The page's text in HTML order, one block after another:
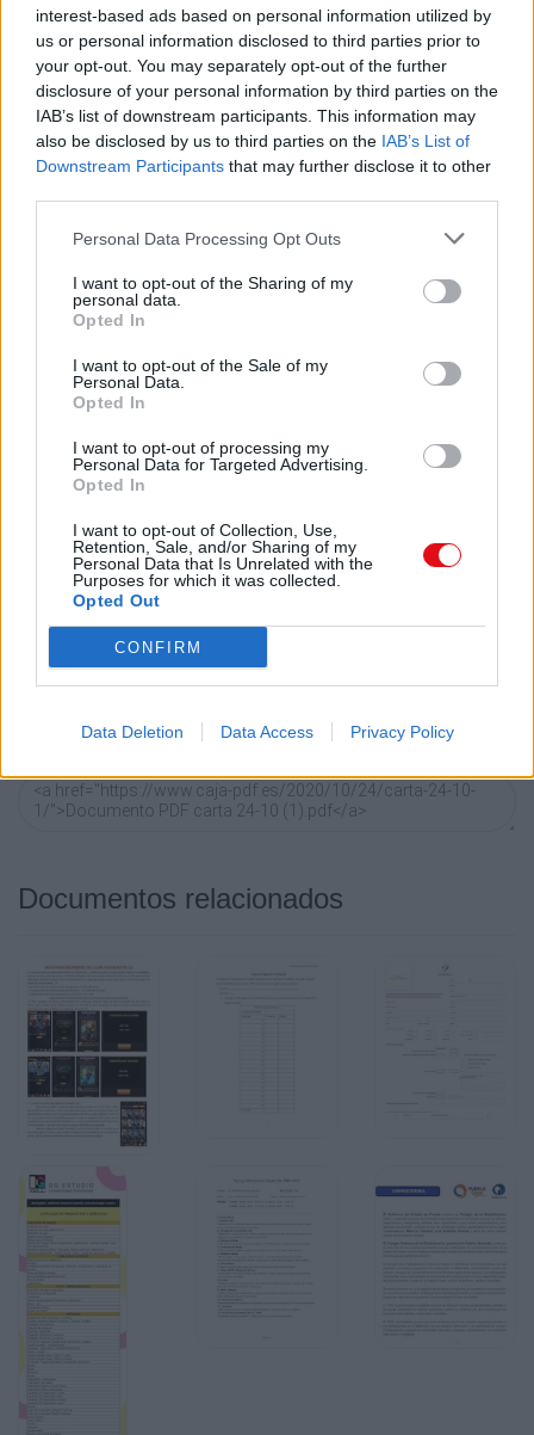
interest-based ads based on personal information utilized by
us or personal information disclosed to third parties prior to
your opt-out. You may separately opt-out of the further
disclosure of your personal information by third parties on the
IAB’s list of downstream participants. This information may
also be disclosed by us to third parties on the IAB’s List of
Downstream Participants that may further disclose it to other
Personal Data Processing Opt Outs
I want to opt-out of the Sharing of my
personal data.
Opted In
I want to opt-out of the Sale of my
Personal Data.
Opted In
I want to opt-out of processing my
Personal Data for Targeted Advertising.
Opted In
I want to opt-out of Collection, Use,
Retention, Sale, and/or Sharing of my
Personal Data that Is Unrelated with the
Purposes for which it was collected.
Opted Out
CONFIRM
Data Deletion Data Access Privacy Policy
Descargar
Comparte el documento
Enlace a esta página
Enlace permanente
Utilice el enlace permanente a la página de descarga del
LinkedIn.. O directamente en contacto con el correo
electrónico, Messenger, Whatsapp, Line..
Código HTML
un sitio web o blog:
Documentos relacionados